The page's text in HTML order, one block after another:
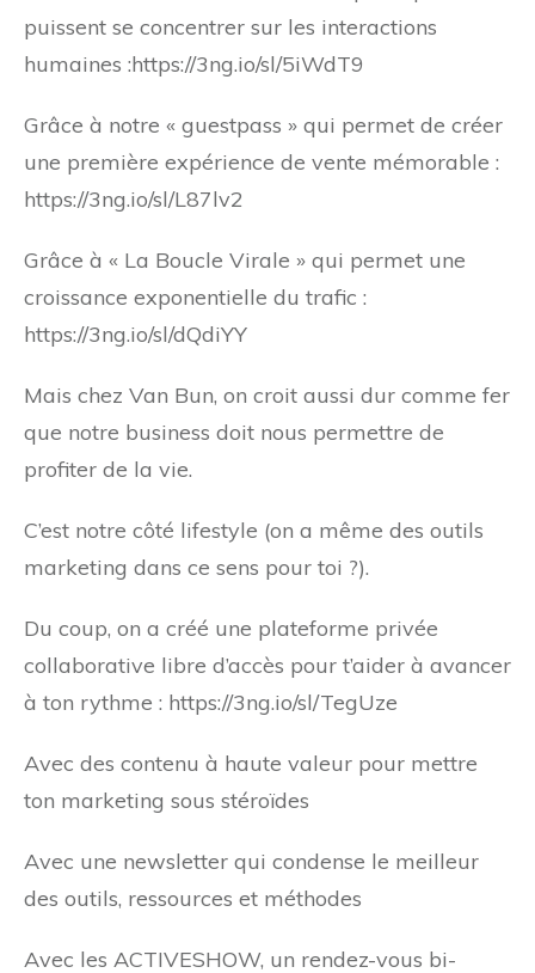
puissent se concentrer sur les interactions
humaines :https://3ng.io/sl/5iWdT9
Grâce à notre « guestpass » qui permet de créer
une première expérience de vente mémorable :
https://3ng.io/sl/L87lv2
Grâce à « La Boucle Virale » qui permet une
croissance exponentielle du trafic :
https://3ng.io/sl/dQdiYY
Mais chez Van Bun, on croit aussi dur comme fer
que notre business doit nous permettre de
profiter de la vie.
C’est notre côté lifestyle (on a même des outils
marketing dans ce sens pour toi ?).
Du coup, on a créé une plateforme privée
collaborative libre d’accès pour t’aider à avancer
à ton rythme : https://3ng.io/sl/TegUze
Avec des contenu à haute valeur pour mettre
ton marketing sous stéroïdes
Avec une newsletter qui condense le meilleur
des outils, ressources et méthodes
Avec les ACTIVESHOW, un rendez-vous bi-